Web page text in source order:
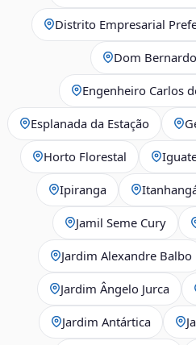
Distrito Empresarial
Dom
Engenheiro Carlos
Esplanada da Estação
Horto Florestal
Ipiranga
Jamil Seme Cury
Jardim Alexandre Balbo
Jardim Ângelo Jurca
Jardim Antártica